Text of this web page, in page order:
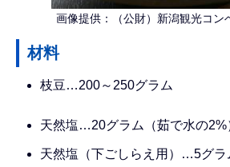
画像提供：（公財）新潟観光コン
材料
枝豆…200～250グラム
天然塩…20グラム（茹で水の2%
天然塩（下ごしらえ用）…5グラ